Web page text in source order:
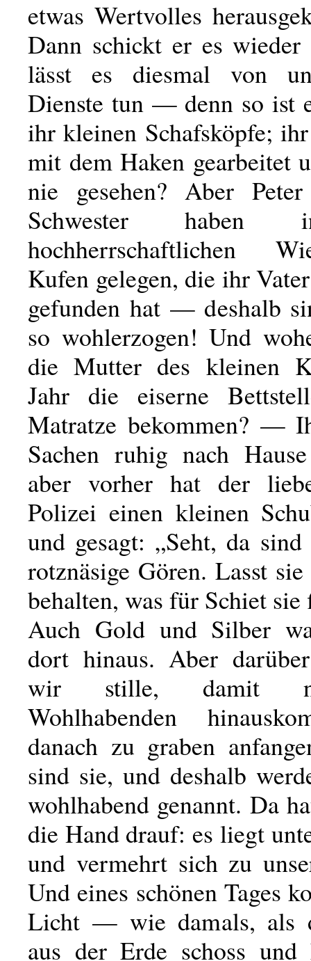
etwas Wertvolles
Dann schickt er es
lässt es diesmal von
Dienste tun — denn so ist
ihr kleinen Schafsköpfe;
mit dem Haken gearbeitet
nie gesehen? Aber
Schwester haben
hochherrschaftlichen
Kufen gelegen, die ihr
gefunden hat — deshalb
so wohlerzogen! Und
die Mutter des kleinen
Jahr die eiserne
Matratze bekommen? —
Sachen ruhig nach
aber vorher hat der
Polizei einen kleinen
und gesagt: „Seht, da
rotznäsige Gören. Lasst
behalten, was für Schiet
Auch Gold und Silber
dort hinaus. Aber
wir stille, damit
Wohlhabenden
danach zu graben
sind sie, und deshalb
wohlhabend genannt. Da
die Hand drauf: es liegt
und vermehrt sich zu
Und eines schönen Tages
Licht — wie damals, als
aus der Erde schoss und